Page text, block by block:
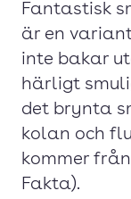
Fantastisk
är en
inte bakar
härligt
det brynta
kolan och
kommer från
Fakta).